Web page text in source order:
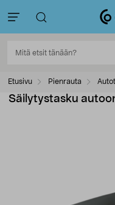
Etusivu Pienrauta
Säilytystasku